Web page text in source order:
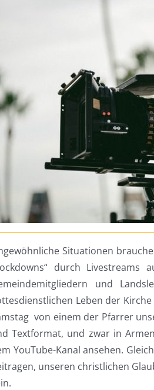
Situationen
durch
und
Leben der
von einem der Pfarrer
Textformat, und zwar in
YouTube-Kanal ansehen.
unseren christlichen